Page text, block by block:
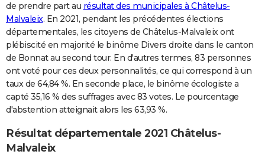
Bricolage
Lifestyle
Culture
Sport
Auto
Television
Voyage
Cinema
de prendre part au résultat des municipales à Châtelus-
Malvaleix. En 2021, pendant les précédentes élections
départementales, les citoyens de Châtelus-Malvaleix ont
plébiscité en majorité le binôme Divers droite dans le canton
de Bonnat au second tour. En d'autres termes, 83 personnes
ont voté pour ces deux personnalités, ce qui correspond à un
taux de 64,84 %. En seconde place, le binôme écologiste a
capté 35,16 % des suffrages avec 83 votes. Le pourcentage
d'abstention atteignait alors les 63,93 %.
Résultat départementale 2021 Châtelus-
Malvaleix